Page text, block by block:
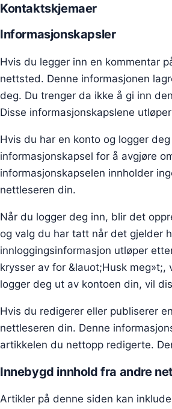
Kontaktskjemaer
Informasjonskapsler
Hvis du legger inn en kommentar
nettsted. Denne informasjonen
deg. Du trenger da ikke å gi inn
Disse informasjonskapslene
Hvis du har en konto og logger
informasjonskapsel for å avgjøre
informasjonskapselen innholder
nettleseren din.
Når du logger deg inn, blir det
og valg du har tatt når det gjelder
innloggingsinformasjon utløper
krysser av for &lauot;Husk
logger deg ut av kontoen din, vil
Hvis du redigerer eller publiserer
nettleseren din. Denne
artikkelen du nettopp redigerte.
Innebygd innhold fra andre
Artikler på denne siden kan